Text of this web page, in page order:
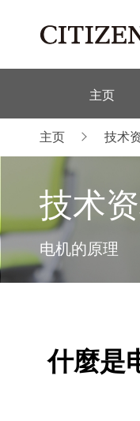
主页
主页 技术
技术
电机的原理
什麼是